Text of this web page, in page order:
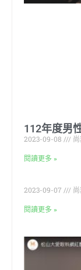
112年度男
2023-09-08
閱讀更多 »
2023-09-07
閱讀更多 »